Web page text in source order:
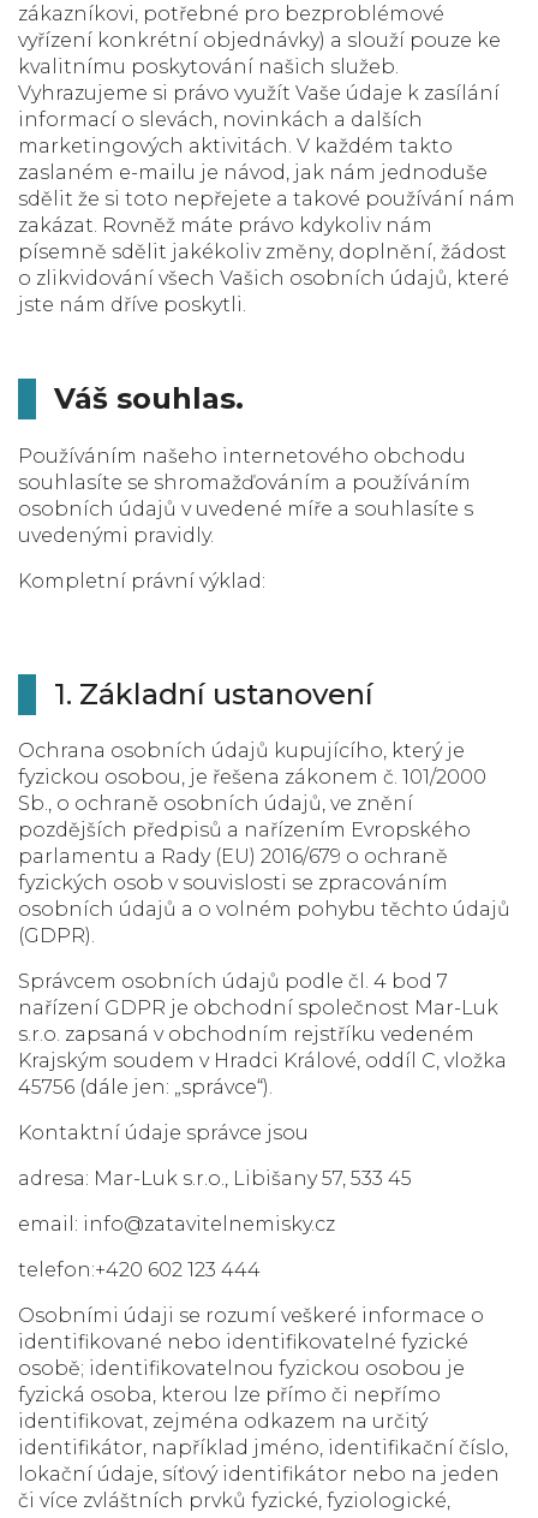
zákazníkovi, potřebné pro bezproblémové
vyřízení konkrétní objednávky) a slouží pouze ke
kvalitnímu poskytování našich služeb.
Vyhrazujeme si právo využít Vaše údaje k zasílání
informací o slevách, novinkách a dalších
marketingových aktivitách. V každém takto
zaslaném e-mailu je návod, jak nám jednoduše
sdělit že si toto nepřejete a takové používání nám
zakázat. Rovněž máte právo kdykoliv nám
písemně sdělit jakékoliv změny, doplnění, žádost
o zlikvidování všech Vašich osobních údajů, které
jste nám dříve poskytli.
Váš souhlas.
Používáním našeho internetového obchodu
souhlasíte se shromažďováním a používáním
osobních údajů v uvedené míře a souhlasíte s
uvedenými pravidly.
Kompletní právní výklad:
1. Základní ustanovení
Ochrana osobních údajů kupujícího, který je
fyzickou osobou, je řešena zákonem č. 101/2000
Sb., o ochraně osobních údajů, ve znění
pozdějších předpisů a nařízením Evropského
parlamentu a Rady (EU) 2016/679 o ochraně
fyzických osob v souvislosti se zpracováním
osobních údajů a o volném pohybu těchto údajů
(GDPR).
Správcem osobních údajů podle čl. 4 bod 7
nařízení GDPR je obchodní společnost Mar-Luk
s.r.o. zapsaná v obchodním rejstříku vedeném
Krajským soudem v Hradci Králové, oddíl C, vložka
45756 (dále jen: „správce“).
Kontaktní údaje správce jsou
adresa: Mar-Luk s.r.o., Libišany 57, 533 45
email: info@zatavitelnemisky.cz
telefon:+420 602 123 444
Osobními údaji se rozumí veškeré informace o
identifikované nebo identifikovatelné fyzické
osobě; identifikovatelnou fyzickou osobou je
fyzická osoba, kterou lze přímo či nepřímo
identifikovat, zejména odkazem na určitý
identifikátor, například jméno, identifikační číslo,
lokační údaje, síťový identifikátor nebo na jeden
či více zvláštních prvků fyzické, fyziologické,